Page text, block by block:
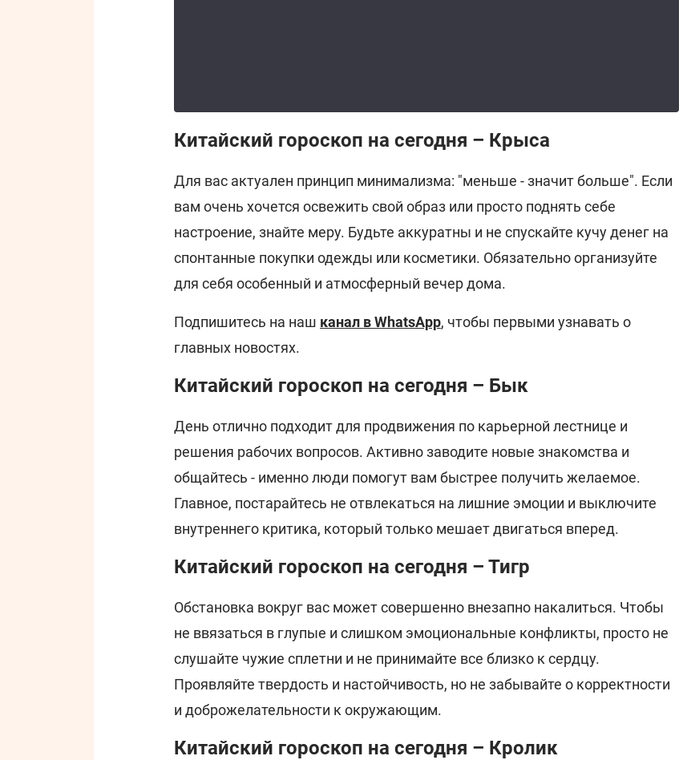
Китайский гороскоп на сегодня – Крыса
Для вас актуален принцип минимализма: "меньше - значит больше". Если
вам очень хочется освежить свой образ или просто поднять себе
настроение, знайте меру. Будьте аккуратны и не спускайте кучу денег на
спонтанные покупки одежды или косметики. Обязательно организуйте
для себя особенный и атмосферный вечер дома.
Подпишитесь на наш канал в WhatsApp, чтобы первыми узнавать о
главных новостях.
Китайский гороскоп на сегодня – Бык
День отлично подходит для продвижения по карьерной лестнице и
решения рабочих вопросов. Активно заводите новые знакомства и
общайтесь - именно люди помогут вам быстрее получить желаемое.
Главное, постарайтесь не отвлекаться на лишние эмоции и выключите
внутреннего критика, который только мешает двигаться вперед.
Китайский гороскоп на сегодня – Тигр
Обстановка вокруг вас может совершенно внезапно накалиться. Чтобы
не ввязаться в глупые и слишком эмоциональные конфликты, просто не
слушайте чужие сплетни и не принимайте все близко к сердцу.
Проявляйте твердость и настойчивость, но не забывайте о корректности
и доброжелательности к окружающим.
Китайский гороскоп на сегодня – Кролик